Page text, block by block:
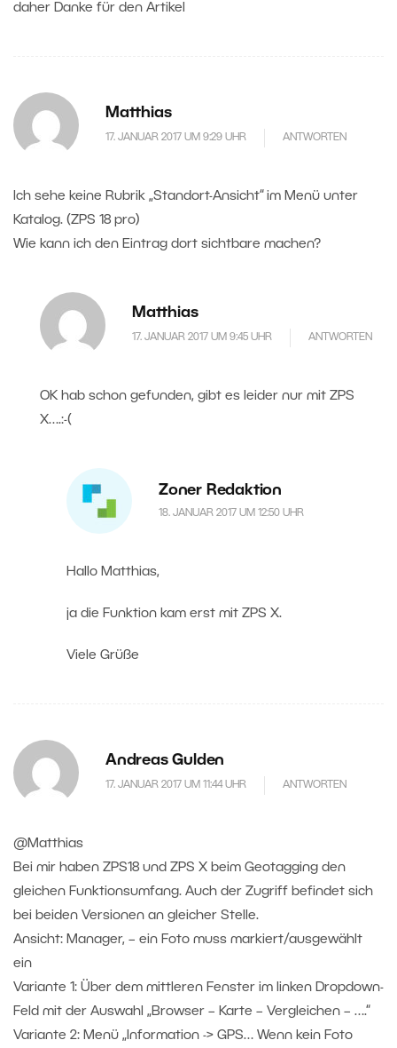
daher Danke für den Artikel
Matthias
17. JANUAR 2017 UM 9:29 UHR ANTWORTEN
Ich sehe keine Rubrik „Standort-Ansicht“ im Menü unter
Katalog. (ZPS 18 pro)
Wie kann ich den Eintrag dort sichtbare machen?
Matthias
17. JANUAR 2017 UM 9:45 UHR ANTWORTEN
OK hab schon gefunden, gibt es leider nur mit ZPS
X….:-(
Zoner Redaktion
18. JANUAR 2017 UM 12:50 UHR
Hallo Matthias,
ja die Funktion kam erst mit ZPS X.
Viele Grüße
Andreas Gulden
17. JANUAR 2017 UM 11:44 UHR ANTWORTEN
@Matthias
Bei mir haben ZPS18 und ZPS X beim Geotagging den
gleichen Funktionsumfang. Auch der Zugriff befindet sich
bei beiden Versionen an gleicher Stelle.
Ansicht: Manager, – ein Foto muss markiert/ausgewählt
ein
Variante 1: Über dem mittleren Fenster im linken Dropdown-
Feld mit der Auswahl „Browser – Karte – Vergleichen – ….“
Variante 2: Menü „Information -> GPS… Wenn kein Foto